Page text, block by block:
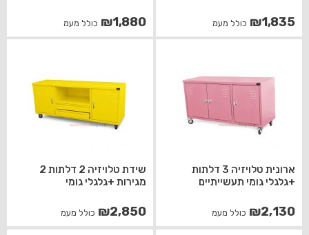
₪1,835 כולל מעמ ₪1,880 כולל מעמ
ארונית טלויזיה 3 דלתות
+גלגלי גומי תעשייתיים
₪2,130 כולל מעמ
שידת טלויזיה 2 דלתות 2
מגירות +גלגלי גומי
₪2,850 כולל מעמ